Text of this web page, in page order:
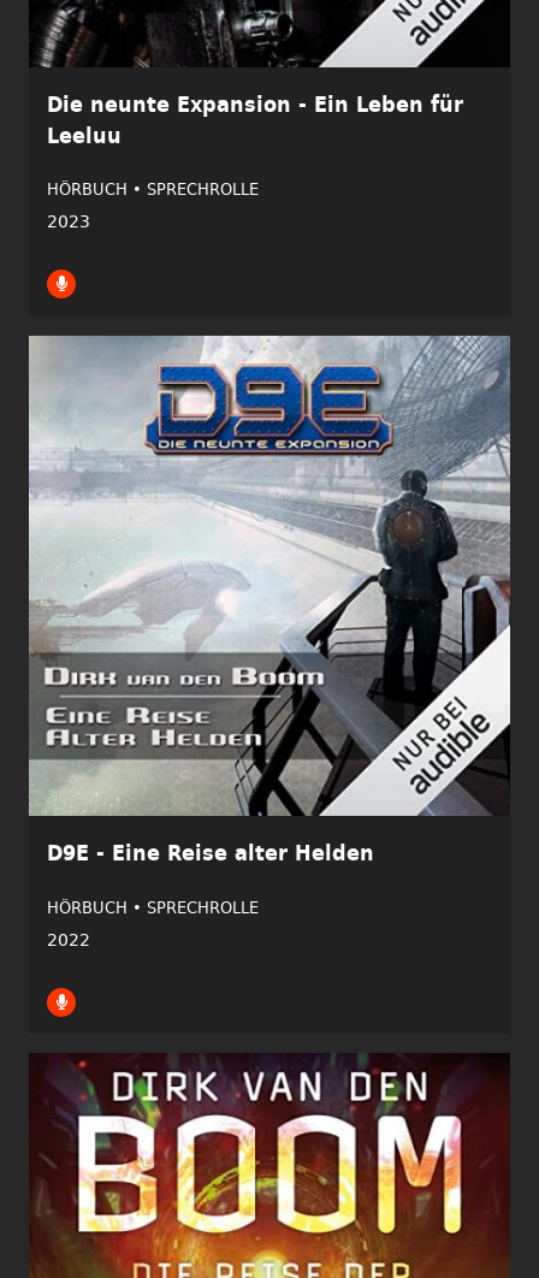
Die neunte Expansion - Ein Leben für
Leeluu
HÖRBUCH • SPRECHROLLE
2023
D9E - Eine Reise alter Helden
HÖRBUCH • SPRECHROLLE
2022